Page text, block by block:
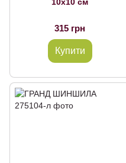
315 грн
Купити